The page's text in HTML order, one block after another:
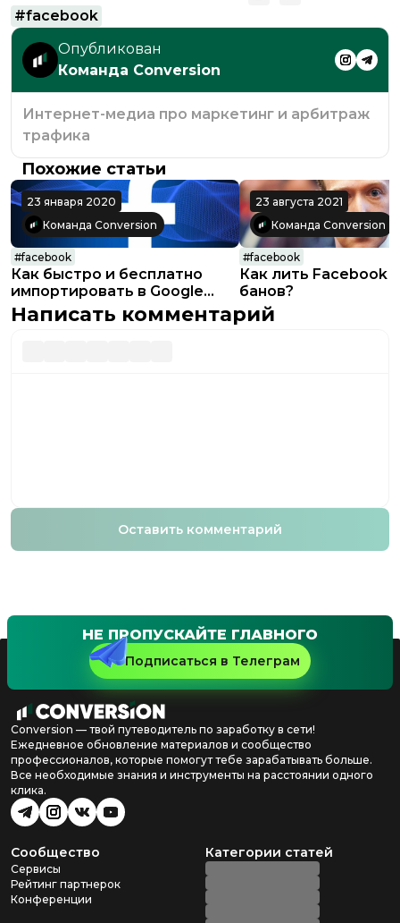
#facebook
Опубликован
Команда Conversion
Интернет-медиа про маркетинг и арбитраж
трафика
Похожие статьи
23 января 2020
Команда Conversion
#facebook
Как быстро и бесплатно
импортировать в Google
Таблицы статистику из
Facebook
23 августа 2021
Команда Conversion
#facebook
Как лить Facebook
банов?
Написать комментарий
Оставить комментарий
НЕ ПРОПУСКАЙТЕ ГЛАВНОГО
Подписаться в Телеграм
Conversion — твой путеводитель по заработку в сети!
Ежедневное обновление материалов и сообщество
профессионалов, которые помогут тебе зарабатывать больше.
Все необходимые знания и инструменты на расстоянии одного
клика.
Сообщество
Сервисы
Рейтинг партнерок
Конференции
Категории статей